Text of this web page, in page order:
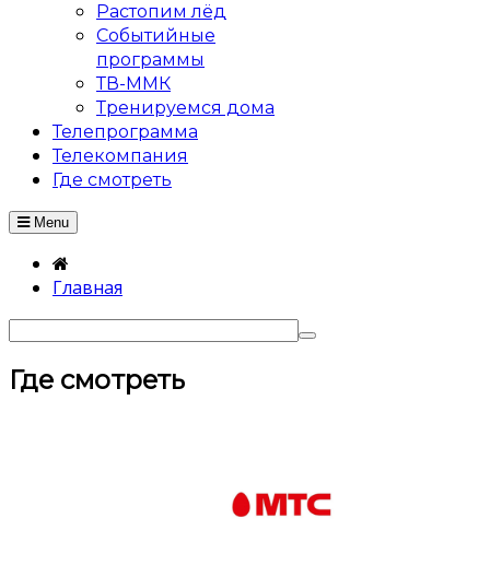
Растопим лёд
Событийные
программы
ТВ-ММК
Тренируемся дома
Телепрограмма
Телекомпания
Где смотреть
Menu
Главная
Где смотреть